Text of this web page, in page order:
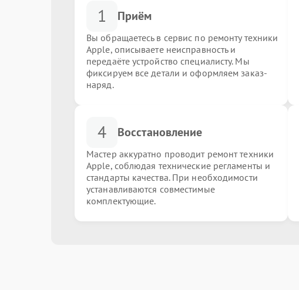
1 Приём
Вы обращаетесь в сервис по ремонту техники
Apple, описываете неисправность и
передаёте устройство специалисту. Мы
фиксируем все детали и оформляем заказ-
наряд.
4 Восстановление
Мастер аккуратно проводит ремонт техники
Apple, соблюдая технические регламенты и
стандарты качества. При необходимости
устанавливаются совместимые
комплектующие.